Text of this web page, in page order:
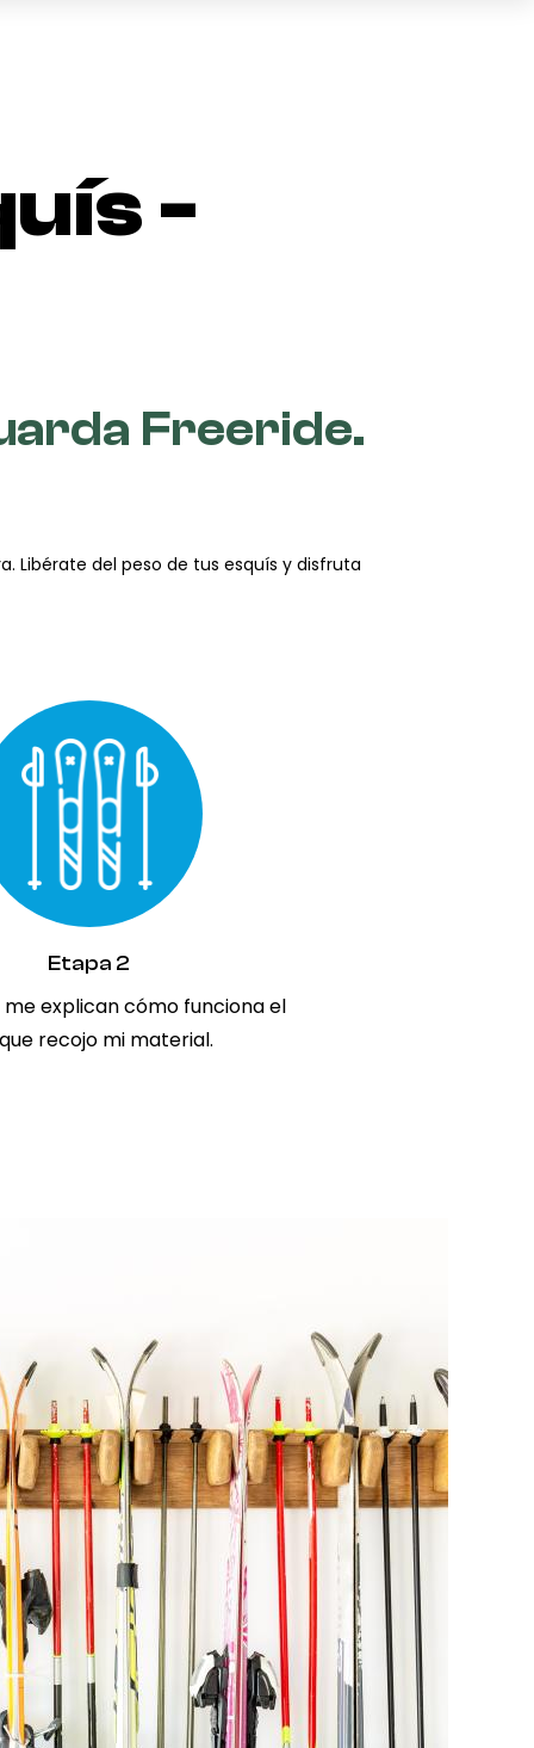
TOTAL
-
Freeride.
Libérate del peso de tus esquís y disfruta
Etapa 2
me explican cómo funciona el
recojo mi material.